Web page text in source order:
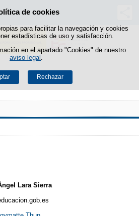
de cookies
para facilitar la navegación y cookies
estadísticas de uso y satisfacción.
en el apartado "Cookies" de nuestro
aviso legal
Rechazar
Saltar al contenido
Lara Sierra